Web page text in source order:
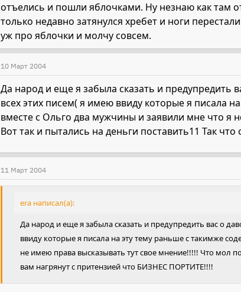
отъелись и пошли яблочками. Ну незнаю как там
только недавно затянулся хребет и ноги
уж про яблочки и молчу совсем.
10 Март 2004
Да народ и еще я забыла сказать и предупредить
всех этих писем( я имею ввиду которые я писала
вместе с Ольго два мужчины и заявили мне что я
Вот так и пытались на деньги поставить11 Так
11 Март 2004
era написал(а):
Да народ и еще я забыла сказать и предупредить вас о
ввиду которые я писала на эту тему раньше с такимже
не имею права высказывать тут свое мнение!!!!! Что мол
вам нагрянут с притензией что БИЗНЕС ПОРТИТЕ!!!!